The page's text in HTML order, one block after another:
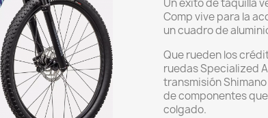
Un éxito de taquilla
Comp vive para la
un cuadro de
Que rueden los
ruedas Specialized
transmisión
de componentes
colgado.